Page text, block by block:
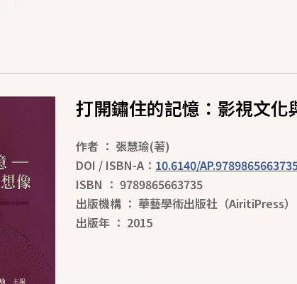
打開鏽住的記憶：影視文化
作者 ： 張慧瑜(著)
DOI / ISBN-A： 10.6140/
ISBN ： 9789865663735
出版機構 ： 華藝學術出版社（AiritiPress）
出版年 ： 2015